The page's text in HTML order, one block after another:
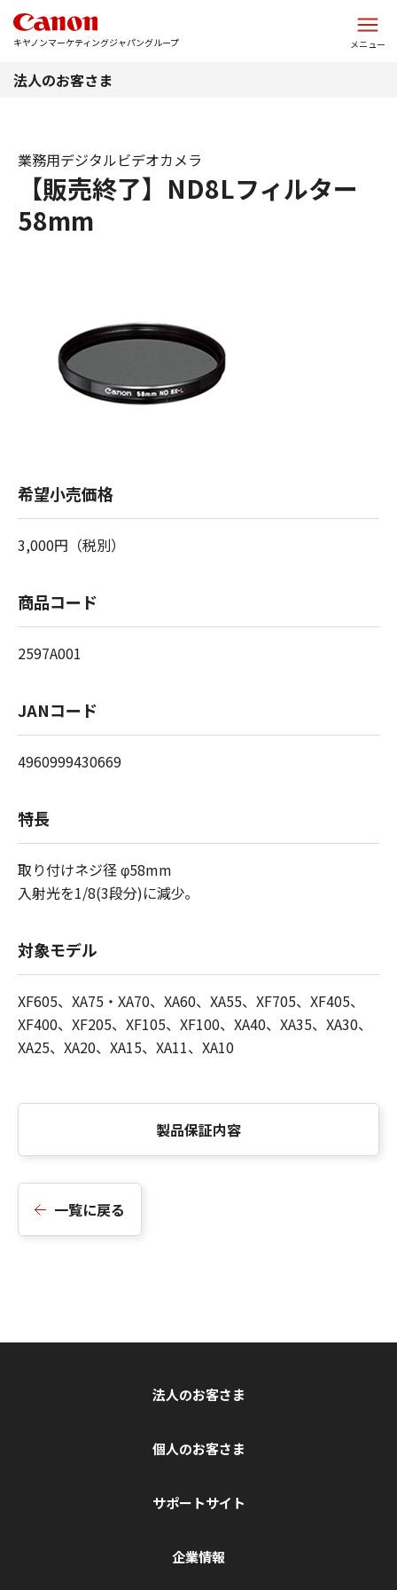
キヤノンマーケティングジャパングループ メニュー
法人のお客さま
【販売終了】ND8Lフィルター
58mm
業務用デジタルビデオカメラ
希望小売価格
3,000円（税別）
商品コード
2597A001
JANコード
4960999430669
特長
取り付けネジ径 φ58mm
入射光を1/8(3段分)に減少｡
対象モデル
XF605、XA75・XA70、XA60、XA55、XF705、XF405、
XF400、XF205、XF105、XF100、XA40、XA35、XA30、
XA25、XA20、XA15、XA11、XA10
製品保証内容
一覧に戻る
法人のお客さま
個人のお客さま
サポートサイト
企業情報